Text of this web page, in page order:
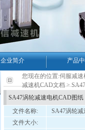
企业简介 产品
您现在的位置:伺服减速
减速机CAD文档>
SA47涡轮减速电机CAD图纸
文件名称:
SA47涡轮
文件大小: